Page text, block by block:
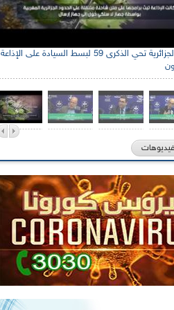
الإذاعة الجزائرية تحي الذكرى 59 لبسط السيادة على الإذاعة